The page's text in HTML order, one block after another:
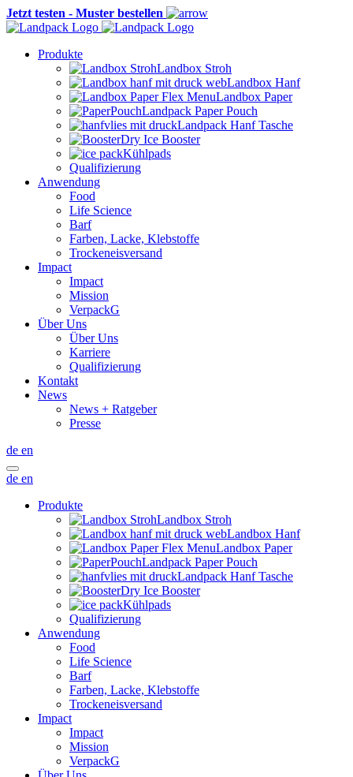
Jetzt testen - Muster bestellen
Produkte
Landbox Stroh
Landbox Hanf
Landbox Paper
Landpack Paper Pouch
Landpack Hanf Tasche
Dry Ice Booster
Kühlpads
Qualifizierung
Anwendung
Food
Life Science
Barf
Farben, Lacke, Klebstoffe
Trockeneisversand
Impact
Impact
Mission
VerpackG
Über Uns
Über Uns
Karriere
Qualifizierung
Kontakt
News
News + Ratgeber
Presse
de en
de en
Produkte
Landbox Stroh
Landbox Hanf
Landbox Paper
Landpack Paper Pouch
Landpack Hanf Tasche
Dry Ice Booster
Kühlpads
Qualifizierung
Anwendung
Food
Life Science
Barf
Farben, Lacke, Klebstoffe
Trockeneisversand
Impact
Impact
Mission
VerpackG